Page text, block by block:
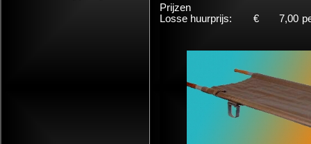
Prijzen
Losse huurprijs:
€ 7,00